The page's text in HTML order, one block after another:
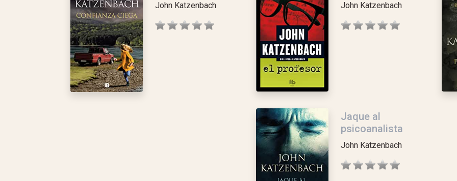
John Katzenbach John Katzenbach
Jaque al
psicoanalista
John Katzenbach